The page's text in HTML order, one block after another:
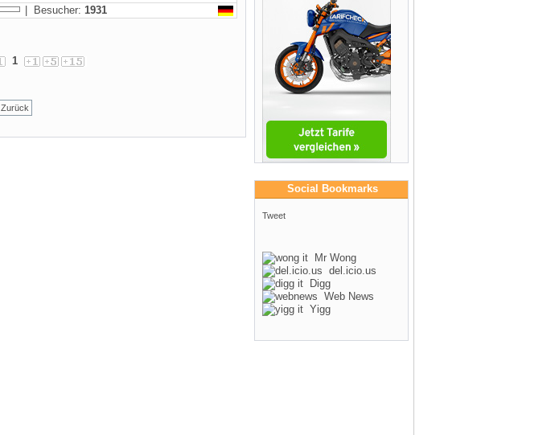
| Besucher: 1931
1
Zurück
Social Bookmarks
Tweet
Mr Wong
del.icio.us
Digg
Web News
Yigg